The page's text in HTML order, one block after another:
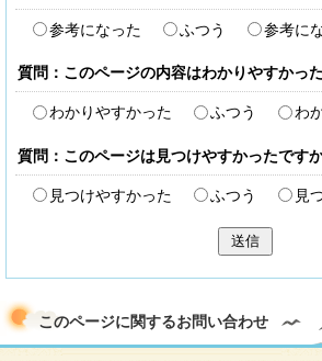
参考になった ふつう 参考に
質問：このページの内容はわかりやすかっ
わかりやすかった ふつう わ
質問：このページは見つけやすかったです
見つけやすかった ふつう 見
送信
このページに関するお問い合わせ